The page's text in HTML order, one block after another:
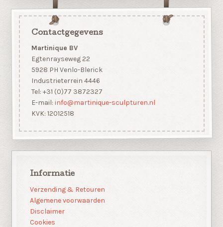
Contactgegevens
Martinique BV
Egtenrayseweg 22
5928 PH Venlo-Blerick
Industrieterrein 4446
Tel: +31 (0)77 3872327
E-mail: info@martinique-sculpturen.nl
KVK: 12012518
Informatie
Verzending & Retouren
Algemene voorwaarden
Disclaimer
Cookies